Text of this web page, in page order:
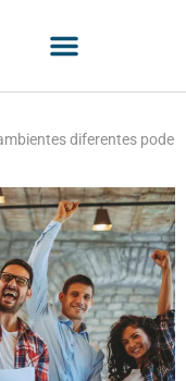
diferentes pode